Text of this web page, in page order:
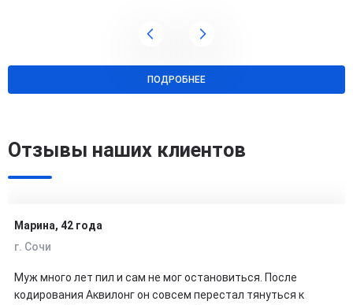
ПОДРОБНЕЕ
Отзывы наших клиентов
Марина, 42 года
г. Сочи
Муж много лет пил и сам не мог остановиться. После
кодирования Аквилонг он совсем перестал тянуться к